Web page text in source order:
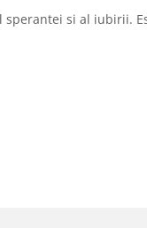
si al iubirii.